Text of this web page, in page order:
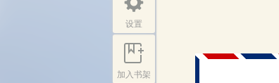
设置
加入书架